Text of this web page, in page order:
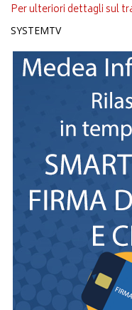
Per ulteriori dettagli sul
SYSTEMTV